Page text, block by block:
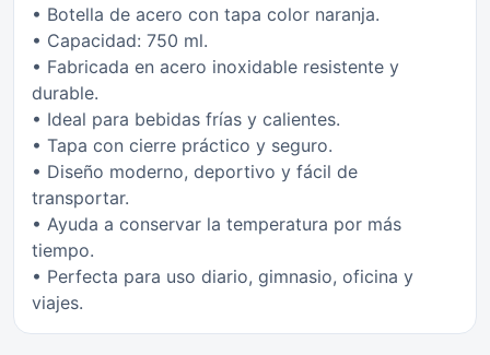
• Botella de acero con tapa color naranja.
• Capacidad: 750 ml.
• Fabricada en acero inoxidable resistente y
durable.
• Ideal para bebidas frías y calientes.
• Tapa con cierre práctico y seguro.
• Diseño moderno, deportivo y fácil de
transportar.
• Ayuda a conservar la temperatura por más
tiempo.
• Perfecta para uso diario, gimnasio, oficina y
viajes.